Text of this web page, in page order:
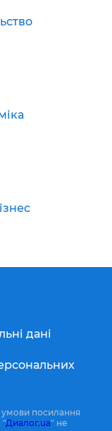
дані
умови посилання
"Диалог.ua" не